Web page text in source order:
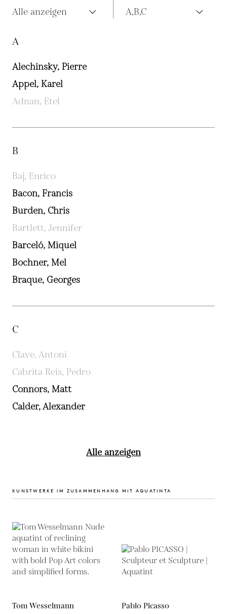
Alle anzeigen A,B,C
A
Alechinsky, Pierre
Appel, Karel
Adnan, Etel
B
Baj, Enrico
Bacon, Francis
Burden, Chris
Bartlett, Jennifer
Barceló, Miquel
Bochner, Mel
Braque, Georges
C
Clave, Antoni
Cabrita Reis, Pedro
Connors, Matt
Calder, Alexander
Alle anzeigen
KUNSTWERKE IM ZUSAMMENHANG MIT AQUATINTA
Tom Wesselmann
Pablo Picasso